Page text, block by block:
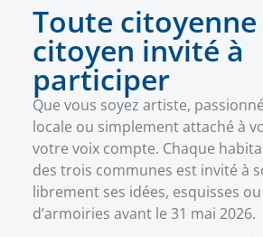
Toute
citoyen invité à
participer
Que vous soyez artiste,
locale ou simplement attaché à
votre voix compte. Chaque
des trois communes est invité à
librement ses idées, esquisses
d’armoiries avant le 31 mai 2026.